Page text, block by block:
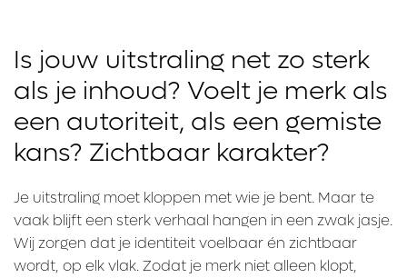
Is jouw uitstraling net zo sterk
als je inhoud? Voelt je merk als
een autoriteit, als een gemiste
kans? Zichtbaar karakter?
Je uitstraling moet kloppen met wie je bent. Maar te
vaak blijft een sterk verhaal hangen in een zwak jasje.
Wij zorgen dat je identiteit voelbaar én zichtbaar
wordt, op elk vlak. Zodat je merk niet alleen klopt,